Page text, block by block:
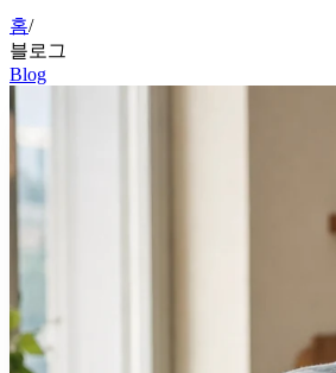
홈/
블로그
Blog